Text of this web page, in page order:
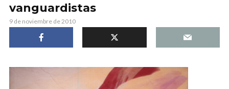
vanguardistas
9 de noviembre de 2010